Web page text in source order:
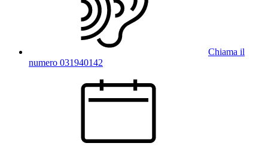
Chiama il
numero 031940142